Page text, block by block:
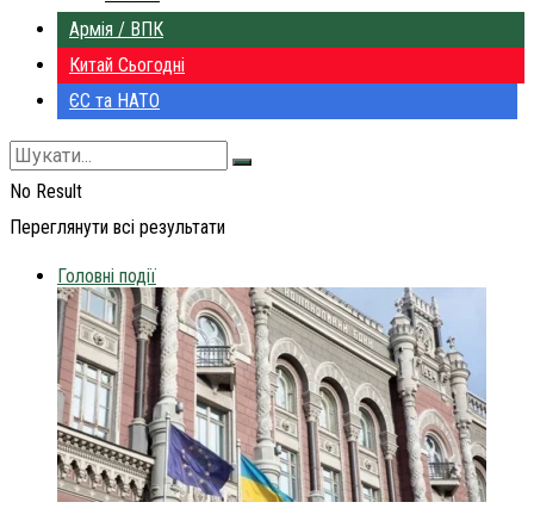
Армія / ВПК
Китай Сьогодні
ЄС та НАТО
No Result
Переглянути всі результати
Головні події